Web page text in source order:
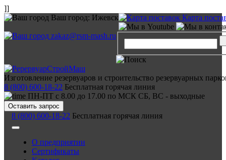
]]
Ваш город: Ижевск Карта
zakaz@rsm-mash.ru
Изготовление резервуаров и строительство резервуарных
8 (800) 600-18-22 Бесплатная горячая линия
ПН-ПТ с 8.00 до 17.00 по МСК СБ, ВС - выходные
Оставить запрос
8 (800) 600-18-22 Бесплатная горячая линия
О предприятии
Сертификаты